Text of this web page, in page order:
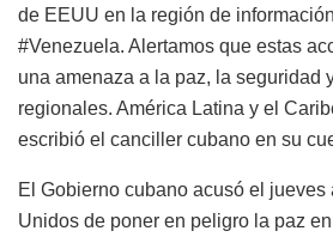
de EEUU en la región de
#Venezuela. Alertamos que estas
una amenaza a la paz, la seguridad
regionales. América Latina y el
escribió el canciller cubano en su
El Gobierno cubano acusó el jueves
Unidos de poner en peligro la paz